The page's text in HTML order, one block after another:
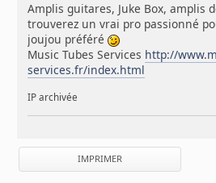
Amplis guitares, Juke Box, amplis
trouverez un vrai pro passionné
joujou préféré
Music Tubes Services http://
services.fr/index.html
IP archivée
IMPRIMER